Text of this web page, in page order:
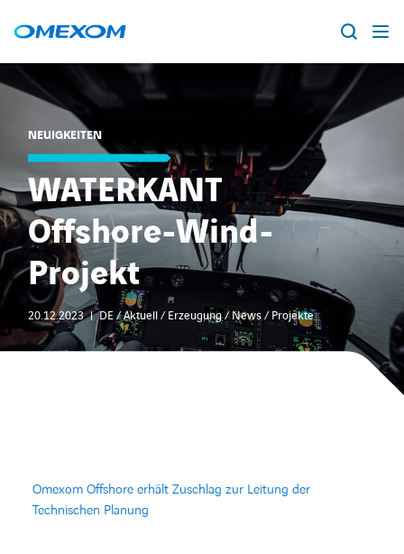
Über Omexom
Lösungen
Projekte
News
Standorte
Karriere
Suche
NEUIGKEITEN
WATERKANT
Offshore-Wind-
Projekt
20.12.2023 DE / Aktuell / Erzeugung / News / Projekte
Omexom Offshore erhält Zuschlag zur Leitung der
Technischen Planung